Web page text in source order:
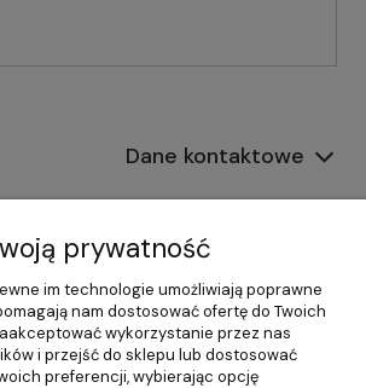
Dane kontaktowe
Informacje
Płatności i dostawa
Pomoc
Moje konto
prywatność
im technologie umożliwiają poprawne
nam dostosować ofertę do Twoich
wykorzystanie przez nas
i przejść do sklepu lub dostosować
preferencji, wybierając opcję